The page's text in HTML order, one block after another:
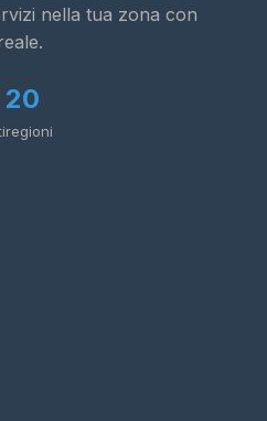
nella tua zona con
20
regioni